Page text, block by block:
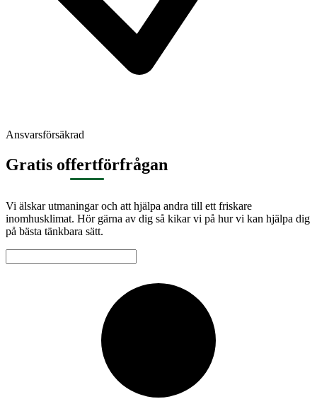
Ansvarsförsäkrad
Gratis offertförfrågan
Vi älskar utmaningar och att hjälpa andra till ett friskare
inomhusklimat. Hör gärna av dig så kikar vi på hur vi kan hjälpa dig
på bästa tänkbara sätt.